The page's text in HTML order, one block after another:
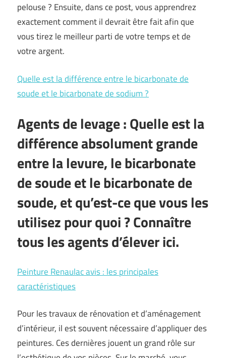
pelouse ? Ensuite, dans ce post, vous apprendrez
exactement comment il devrait être fait afin que
vous tirez le meilleur parti de votre temps et de
votre argent.
Quelle est la différence entre le bicarbonate de
soude et le bicarbonate de sodium ?
Agents de levage : Quelle est la
différence absolument grande
entre la levure, le bicarbonate
de soude et le bicarbonate de
soude, et qu’est-ce que vous les
utilisez pour quoi ? Connaître
tous les agents d’élever ici.
Peinture Renaulac avis : les principales
caractéristiques
Pour les travaux de rénovation et d’aménagement
d’intérieur, il est souvent nécessaire d’appliquer des
peintures. Ces dernières jouent un grand rôle sur